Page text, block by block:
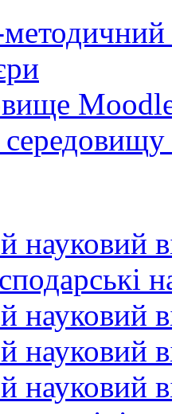
науковий
науковий
науковий
науковий